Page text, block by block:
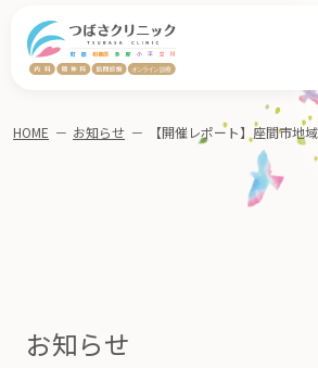
お知らせ
HOME － お知らせ －